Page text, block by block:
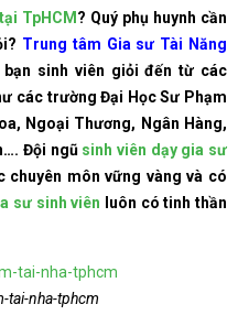
TpHCM ? Quý phụ huynh cần
Trung tâm Gia sư Tài Năng
bạn sinh viên giỏi đến từ các
các trường Đại Học Sư Phạm
Ngoại Thương, Ngân Hàng,
Đội ngũ sinh viên dạy gia sư
môn vững vàng và có
sư sinh viên luôn có tinh thần
tai-nha-tphcm